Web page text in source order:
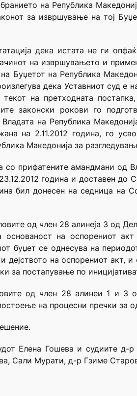
на Република
за извршување на тој
дека истата не ги
на извршувањето и
Буџетот на Република
дека Уставниот суд
на претходната
законски рокови го
на Република
на 2.11.2012 година, го
Македонија за
прифатените амандмани од
година и доставен до
бил донесен на седница на
од член 28 алинеја 3 од
на оспорениот
буџет се однесува на
дејството на оспорениот акт,
за постапување по
од член 28 алинеи 1 и 3
на процесни пречки за
Елена Гошева и судиите д-
Сали Мурати, д-р Гзиме